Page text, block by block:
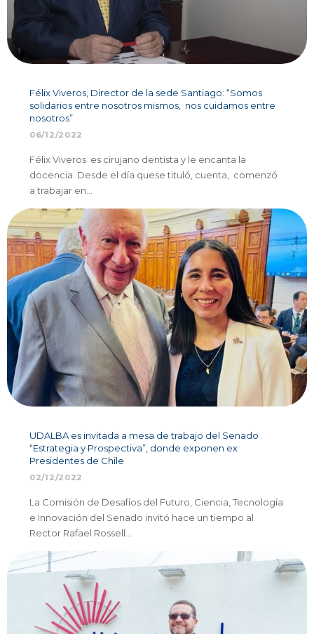
Félix Viveros, Director de la sede Santiago: “Somos
solidarios entre nosotros mismos, nos cuidamos entre
nosotros”
06/12/2022
Félix Viveros es cirujano dentista y le encanta la
docencia. Desde el día quese tituló, cuenta, comenzó
a trabajar en…
UDALBA es invitada a mesa de trabajo del Senado
“Estrategia y Prospectiva”, donde exponen ex
Presidentes de Chile
02/12/2022
La Comisión de Desafíos del Futuro, Ciencia, Tecnología
e Innovación del Senado invitó hace un tiempo al
Rector Rafael Rossell…